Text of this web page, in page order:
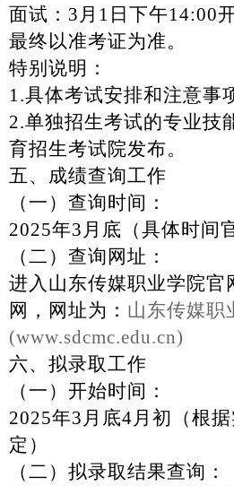
面试： 3月1日下午14:00
最终以准考证为准。
特别说明：
1.具体考试安排和注意事
2.单独招生考试的专业技
育招生考试院发布。
五、成绩查询工作
（一）查询时间：
2025年3月底（具体时间
（二）查询网址：
进入山东传媒职业学院官
网，网址为： 山东传媒职
(www.sdcmc.edu.cn)
六、拟录取工作
（一）开始时间：
2025年3月底4月初（根
定）
（二）拟录取结果查询：